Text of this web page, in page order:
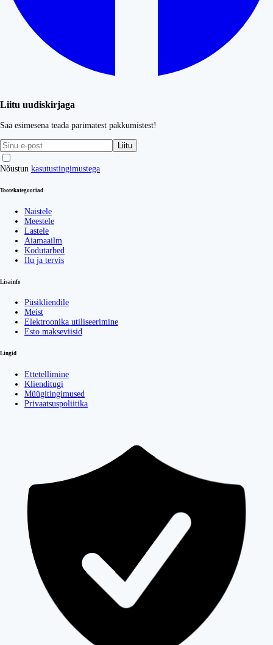
Liitu uudiskirjaga
Saa esimesena teada parimatest pakkumistest!
Liitu
Nõustun kasutustingimustega
Tootekategooriad
Naistele
Meestele
Lastele
Aiamaailm
Kodutarbed
Ilu ja tervis
Lisainfo
Püsikliendile
Meist
Elektroonika utiliseerimine
Esto makseviisid
Lingid
Ettetellimine
Klienditugi
Müügitingimused
Privaatsuspoliitika